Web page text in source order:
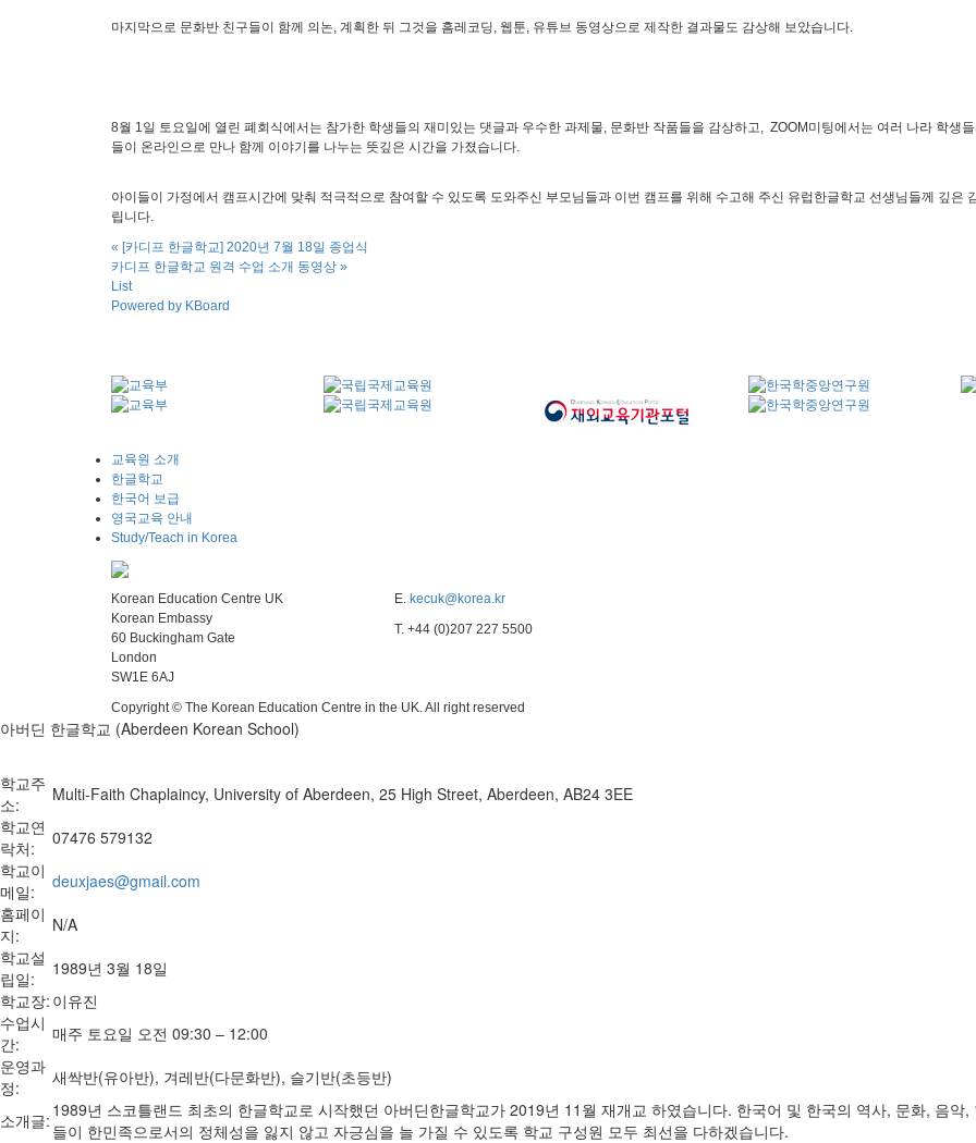
마지막으로 문화반 친구들이 함께 의논, 계획한 뒤 그것을 홈레코딩, 웹툰, 유튜브 동영상으로 제작한 결과물도 감상해 보았습니다.
8월 1일 토요일에 열린 폐회식에서는 참가한 학생들의 재미있는 댓글과 우수한 과제물, 문화반 작품들을 감상하고, ZOOM미팅에서는 여러 나라 학생
들이 온라인으로 만나 함께 이야기를 나누는 뜻깊은 시간을 가졌습니다.
아이들이 가정에서 캠프시간에 맞춰 적극적으로 참여할 수 있도록 도와주신 부모님들과 이번 캠프를 위해 수고해 주신 유럽한글학교 선생님들께 깊은
립니다.
« [카디프 한글학교] 2020년 7월 18일 종업식
카디프 한글학교 원격 수업 소개 동영상 »
List
Powered by KBoard
교육원 소개
한글학교
한국어 보급
영국교육 안내
Study/Teach in Korea
Korean Education Centre UK
Korean Embassy
60 Buckingham Gate
London
SW1E 6AJ
E. kecuk@korea.kr
T. +44 (0)207 227 5500
Copyright © The Korean Education Centre in the UK. All right reserved
아버딘 한글학교 (Aberdeen Korean School)
학교주
소:
Multi-Faith Chaplaincy, University of Aberdeen, 25 High Street, Aberdeen, AB24 3EE
학교연
락처:
07476 579132
학교이
메일:
deuxjaes@gmail.com
홈페이
지:
N/A
학교설
립일:
1989년 3월 18일
학교장: 이유진
수업시
간:
매주 토요일 오전 09:30 – 12:00
운영과
정:
새싹반(유아반), 겨레반(다문화반), 슬기반(초등반)
소개글: 1989년 스코틀랜드 최초의 한글학교로 시작했던 아버딘한글학교가 2019년 11월 재개교 하였습니다. 한국어 및 한국의 역사, 문화, 음
들이 한민족으로서의 정체성을 잃지 않고 자긍심을 늘 가질 수 있도록 학교 구성원 모두 최선을 다하겠습니다.